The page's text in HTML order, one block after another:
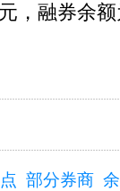
，融券余
部分券商